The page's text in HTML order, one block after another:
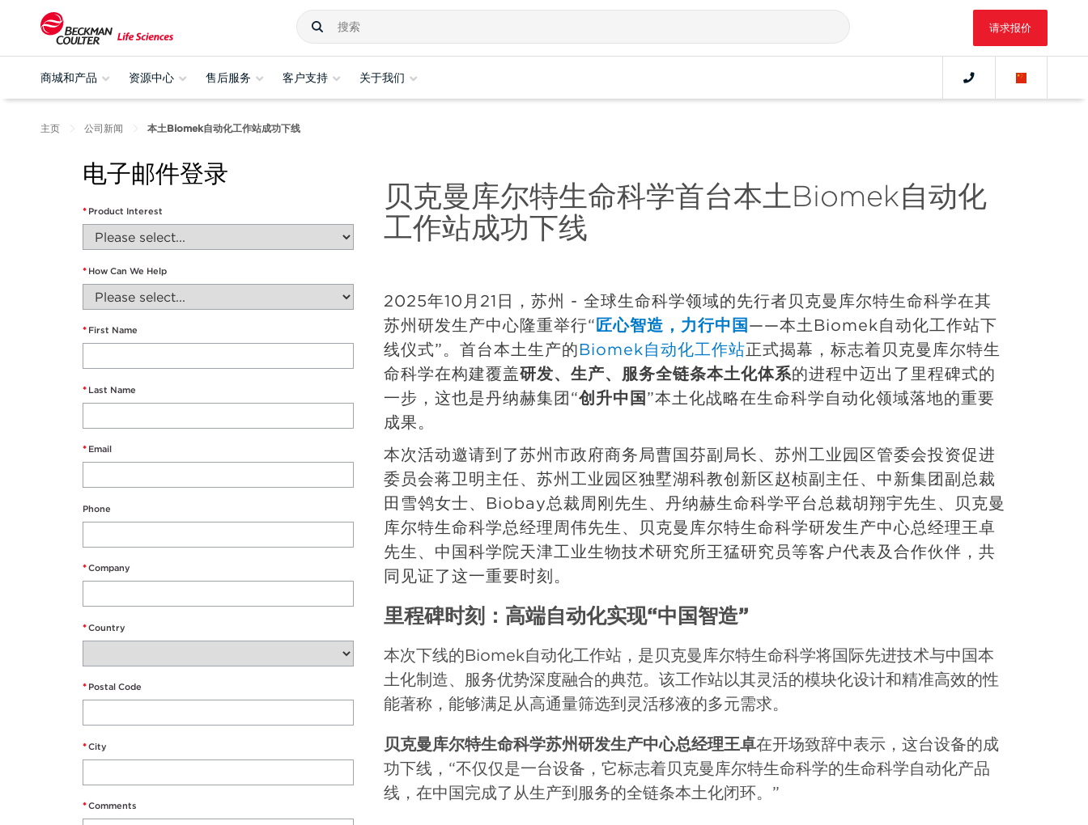
请求报价
商城和产品 资源中心 售后服务 客户支持 关于我们
主页 公司新闻 本土Biomek自动化工作站成功下线
电子邮件登录
* Product Interest
* How Can We Help
* First Name
* Last Name
* Email
Phone
*Company
*Country
* Postal Code
*City
*Comments
贝克曼库尔特生命科学首台本土Biomek自动化
工作站成功下线
2025年10月21日，苏州 - 全球生命科学领域的先行者贝克曼库尔特生命科学在其
苏州研发生产中心隆重举行“ 匠心智造，力行中国 ——本土Biomek自动化工作站下
线仪式”。首台本土生产的Biomek自动化工作站正式揭幕，标志着贝克曼库尔特生
命科学在构建覆盖研发、生产、服务全链条本土化体系的进程中迈出了里程碑式的
一步，这也是丹纳赫集团“创升中国 ”本土化战略在生命科学自动化领域落地的重要
成果。
本次活动邀请到了苏州市政府商务局曹国芬副局长、苏州工业园区管委会投资促进
委员会蒋卫明主任、苏州工业园区独墅湖科教创新区赵桢副主任、中新集团副总裁
田雪鸰女士、Biobay总裁周刚先生、丹纳赫生命科学平台总裁胡翔宇先生、贝克曼
库尔特生命科学总经理周伟先生、贝克曼库尔特生命科学研发生产中心总经理王卓
先生、中国科学院天津工业生物技术研究所王猛研究员等客户代表及合作伙伴，共
同见证了这一重要时刻。
里程碑时刻：高端自动化实现“中国智造”
本次下线的Biomek自动化工作站，是贝克曼库尔特生命科学将国际先进技术与中国本
土化制造、服务优势深度融合的典范。该工作站以其灵活的模块化设计和精准高效的性
能著称，能够满足从高通量筛选到灵活移液的多元需求。
贝克曼库尔特生命科学苏州研发生产中心总经理王卓在开场致辞中表示，这台设备的成
功下线，“不仅仅是一台设备，它标志着贝克曼库尔特生命科学的生命科学自动化产品
线，在中国完成了从生产到服务的全链条本土化闭环。”